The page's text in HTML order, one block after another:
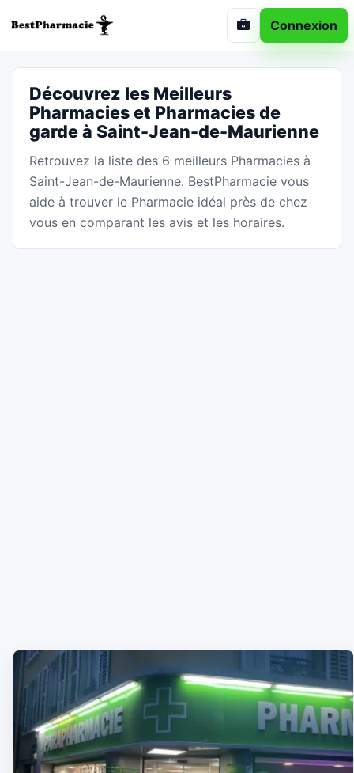
Connexion
Découvrez les Meilleurs
Pharmacies et Pharmacies de
garde à Saint-Jean-de-Maurienne
Retrouvez la liste des 6 meilleurs Pharmacies à
Saint-Jean-de-Maurienne. BestPharmacie vous
aide à trouver le Pharmacie idéal près de chez
vous en comparant les avis et les horaires.